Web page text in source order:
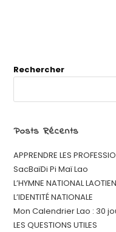
Rechercher
Posts Récents
APPRENDRE LES
SacBaïDi Pi Maï Lao
L’HYMNE NATIONAL
L’IDENTITÉ NATIONALE
Mon Calendrier Lao : 30
LES QUESTIONS UTILES